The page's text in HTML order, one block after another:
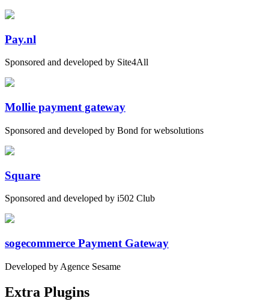
Pay.nl
Sponsored and developed by Site4All
Mollie payment gateway
Sponsored and developed by Bond for websolutions
Square
Sponsored and developed by i502 Club
sogecommerce Payment Gateway
Developed by Agence Sesame
Extra Plugins